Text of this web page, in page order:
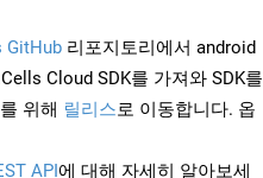
GitHub 리포지토리에서 android
Cloud SDK를 가져와 SDK를
위해 릴리스로 이동합니다. 옵
API에 대해 자세히 알아보세